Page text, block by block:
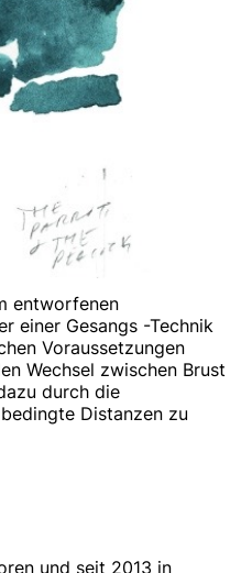
entworfenen
einer Gesangs -Technik
Voraussetzungen
Wechsel zwischen Brust
durch die
Distanzen zu
und seit 2013 in